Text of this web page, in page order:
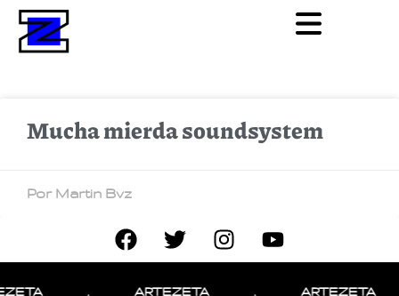
Mucha mierda soundsystem
Por Martin Bvz
ARTEZETA ARTEZETA